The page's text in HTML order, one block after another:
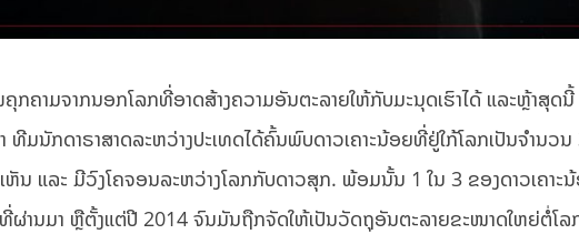
ຄຸກຄາມຈາກນອກໂລກທີ່ອາດສ້າງຄວາມອັນຕະລາຍໃຫ້ກັບມະນຸດເຮົາໄດ້ ແລະຫຼ້າສຸດ
ທີມນັກດາຣາສາດລະຫວ່າງປະເທດໄດ້ຄົ້ນພົບດາວເຄາະນ້ອຍທີ່ຢູ່ໃກ້ໂລກເປັນຈຳນວນ
ຫັນ ແລະ ມີວົງໂຄຈອນລະຫວ່າງໂລກກັບດາວສຸກ. ພ້ອມນັ້ນ 1 ໃນ 3 ຂອງດາວເຄາະ
ນມາ ຫຼືຕັ້ງແຕ່ປີ 2014 ຈົນມັນຖືກຈັດໃຫ້ເປັນວັດຖຸອັນຕະລາຍຂະໜາດໃຫຍ່ຕໍ່ໂລ